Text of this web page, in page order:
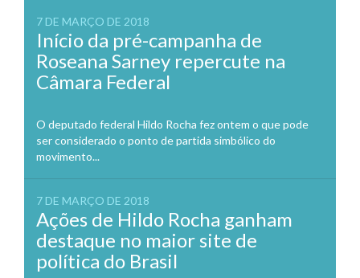
7 DE MARÇO DE 2018
Início da pré-campanha de
Roseana Sarney repercute na
Câmara Federal
O deputado federal Hildo Rocha fez ontem o que pode
ser considerado o ponto de partida simbólico do
movimento...
7 DE MARÇO DE 2018
Ações de Hildo Rocha ganham
destaque no maior site de
política do Brasil